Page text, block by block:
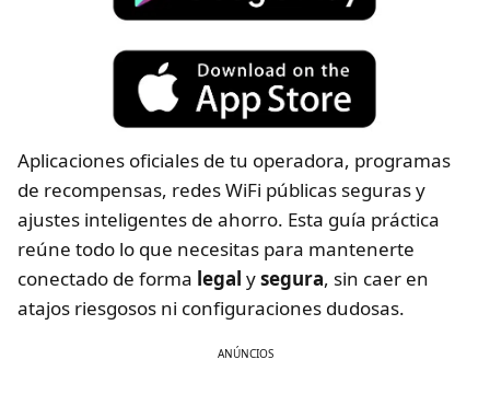
Aplicaciones oficiales de tu operadora, programas
de recompensas, redes WiFi públicas seguras y
ajustes inteligentes de ahorro. Esta guía práctica
reúne todo lo que necesitas para mantenerte
conectado de forma legal ysegura, sin caer en
atajos riesgosos ni configuraciones dudosas.
ANÚNCIOS